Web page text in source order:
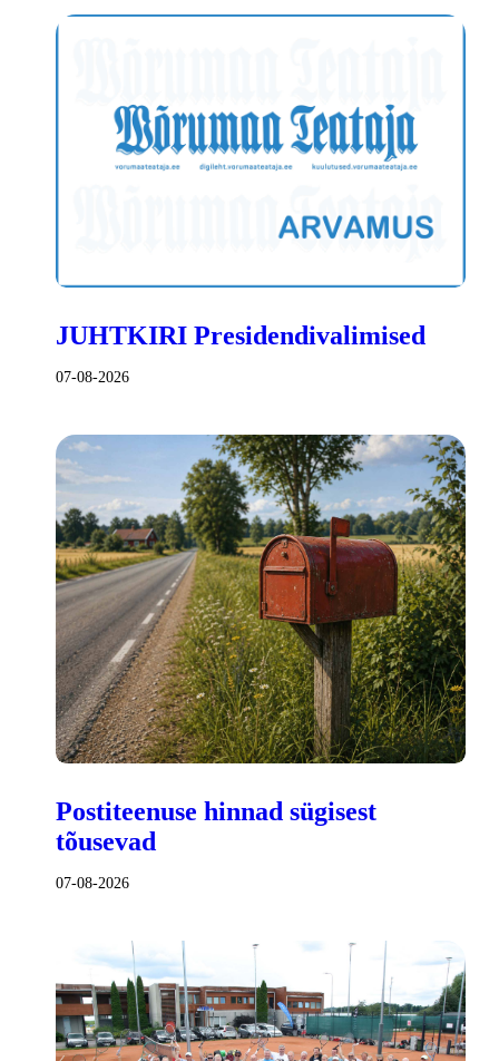
JUHTKIRI Presidendivalimised
07-08-2026
Postiteenuse hinnad sügisest
tõusevad
07-08-2026